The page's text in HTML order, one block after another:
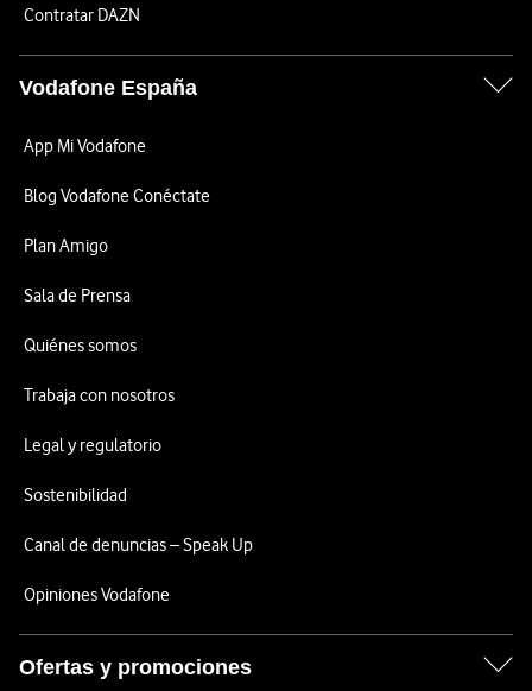
Contratar DAZN
Vodafone España
App Mi Vodafone
Blog Vodafone Conéctate
Plan Amigo
Sala de Prensa
Quiénes somos
Trabaja con nosotros
Legal y regulatorio
Sostenibilidad
Canal de denuncias – Speak Up
Opiniones Vodafone
Ofertas y promociones